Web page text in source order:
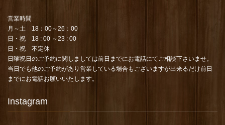
営業時間
月～土 18：00～26：00
日・祝 18 : 00 ～23 : 00
日・祝 不定休
日曜祝日のご予約に関しましては前日までにお電話にてご相談下さいませ。
当日でも他のご予約があり営業している場合もございますが出来るだけ前日
までにお電話お願いいたします。
Instagram